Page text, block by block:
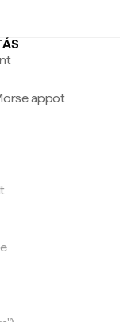
appot